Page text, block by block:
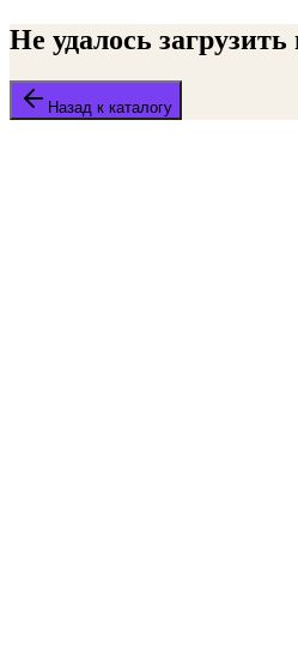
Не удалось
Назад к каталогу